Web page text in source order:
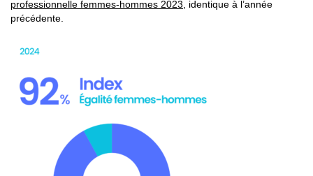
professionnelle femmes-hommes 2023, identique à l’année
précédente.